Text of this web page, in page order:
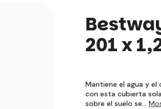
201 x
Mantiene el agua y
con esta cubierta
sobre el suelo se…